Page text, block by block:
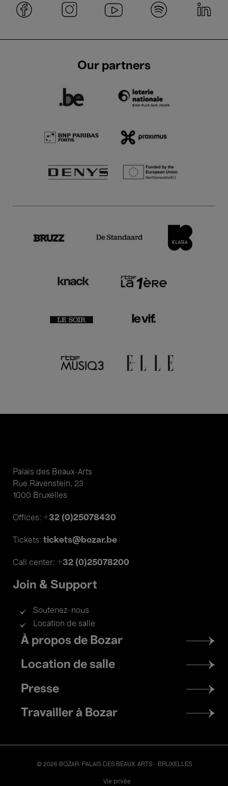
Our partners
Palais des Beaux-Arts
Rue Ravenstein, 23
1000 Bruxelles
Offices: +32 (0)25078430
Tickets: tickets@bozar.be
Call center: +32 (0)25078200
Join & Support
Soutenez-nous
Location de salle
Footer
menu
À propos de Bozar
Location de salle
Presse
Travailler à Bozar
© 2026 BOZAR. PALAIS DES BEAUX-ARTS - BRUXELLES
Vie privée